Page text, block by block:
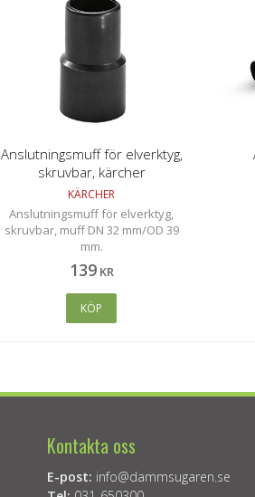
Anslutningsmuff för elverktyg,
skruvbar, kärcher
KÄRCHER
Anslutningsmuff för elverktyg,
skruvbar, muff DN 32 mm/OD 39
mm.
139 KR
KÖP
Kontakta oss
E-post: info@dammsugaren.se